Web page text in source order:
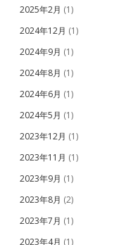
2025年2月 (1)
2024年12月 (1)
2024年9月 (1)
2024年8月 (1)
2024年6月 (1)
2024年5月 (1)
2023年12月 (1)
2023年11月 (1)
2023年9月 (1)
2023年8月 (2)
2023年7月 (1)
2023年4月 (1)